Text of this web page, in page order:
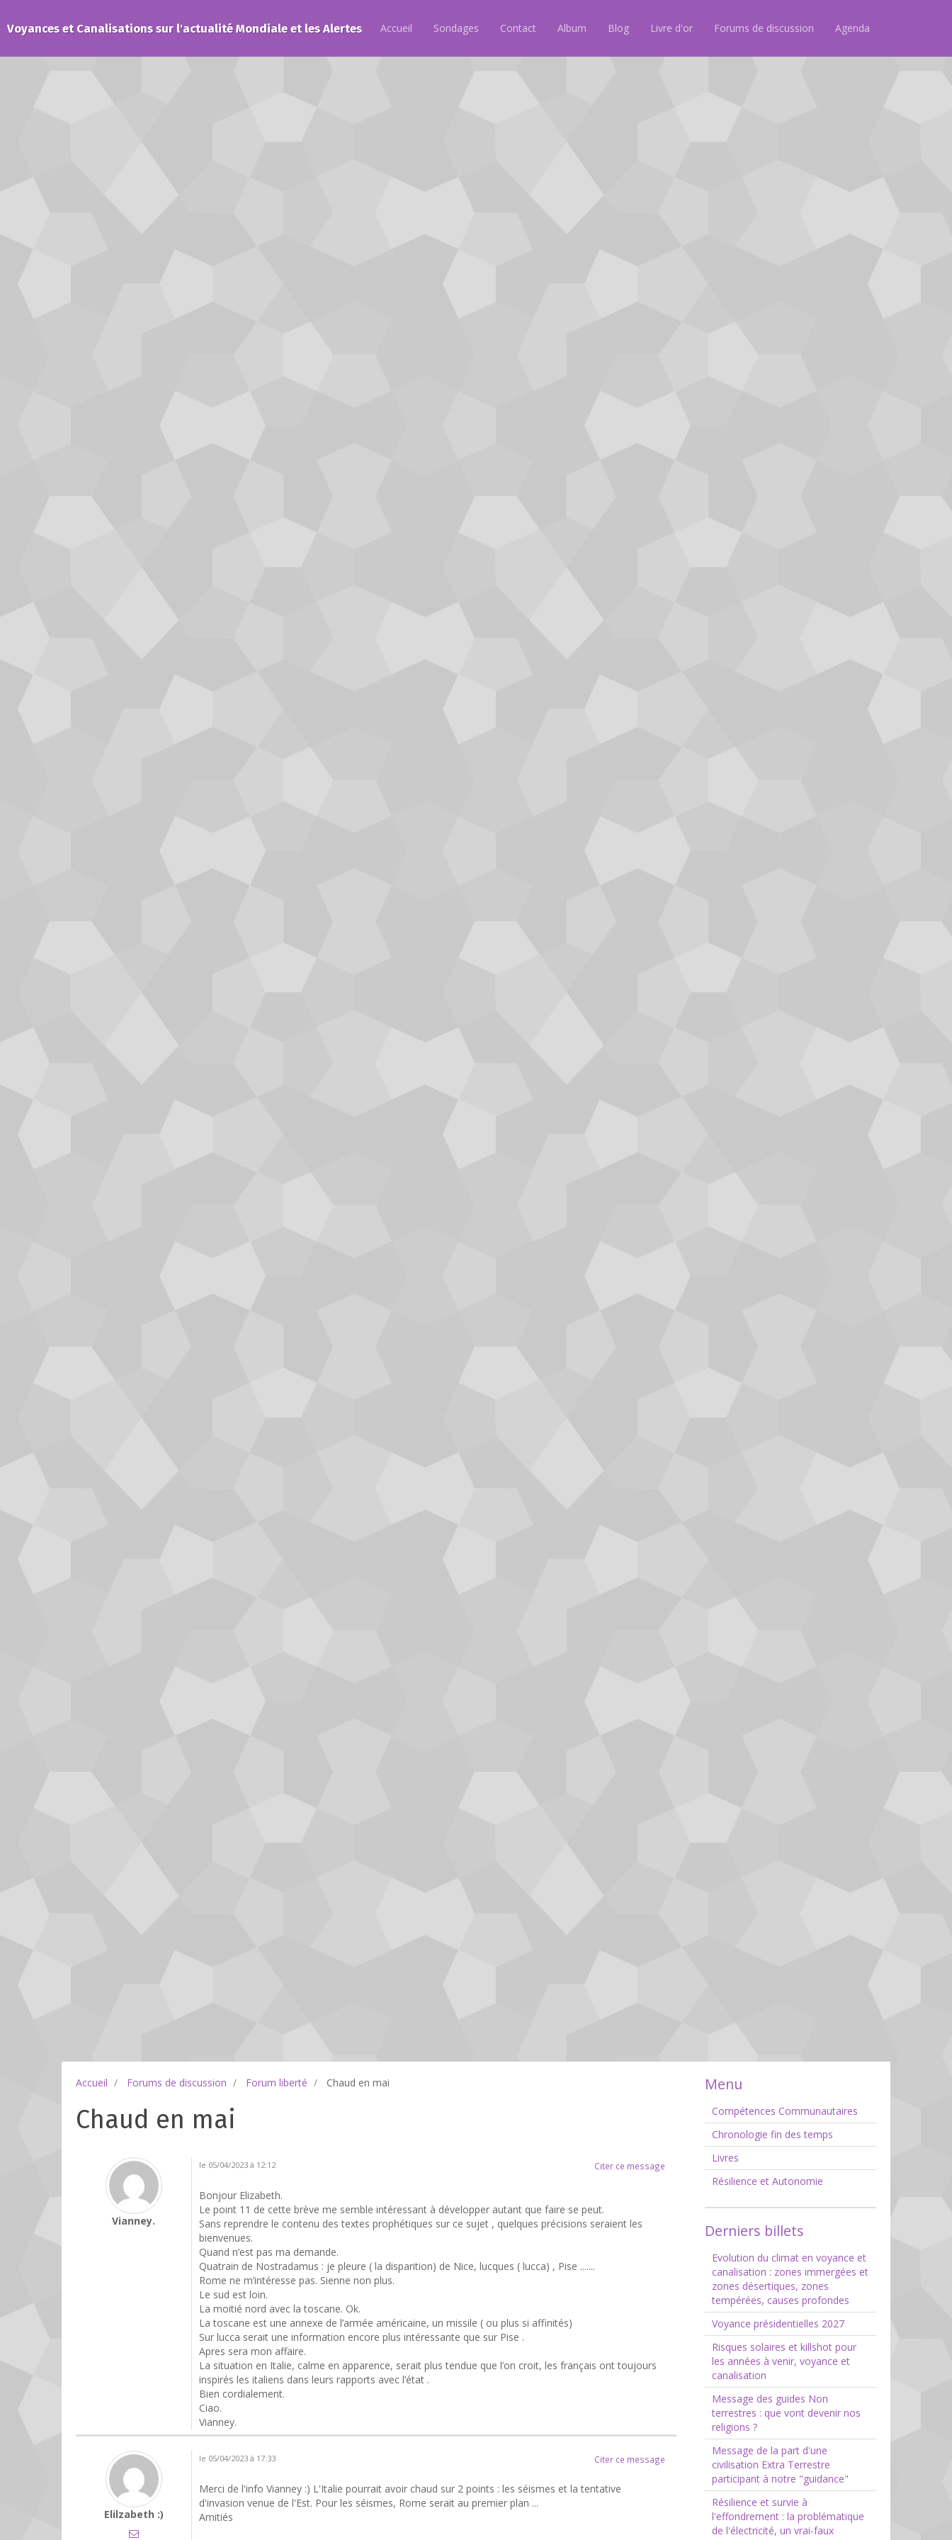
Voyances et Canalisations sur l'actualité Mondiale et les Alertes Accueil Sondages Contact Album Blog Livre d'or Forums de discussion Agenda
Accueil Forums de discussion Forum liberté Chaud en mai
Chaud en mai
Vianney.
le 05/04/2023 à 12:12 Citer ce message
Bonjour Elizabeth.
Le point 11 de cette brève me semble intéressant à développer autant que faire se peut.
Sans reprendre le contenu des textes prophétiques sur ce sujet , quelques précisions seraient les
bienvenues.
Quand n’est pas ma demande.
Quatrain de Nostradamus : je pleure ( la disparition) de Nice, lucques ( lucca) , Pise .......
Rome ne m’intéresse pas. Sienne non plus.
Le sud est loin.
La moitié nord avec la toscane. Ok.
La toscane est une annexe de l’armée américaine, un missile ( ou plus si affinités)
Sur lucca serait une information encore plus intéressante que sur Pise .
Apres sera mon affaire.
La situation en Italie, calme en apparence, serait plus tendue que l’on croit, les français ont toujours
inspirés les italiens dans leurs rapports avec l’état .
Bien cordialement.
Ciao.
Vianney.
Elilzabeth :)
le 05/04/2023 à 17:33 Citer ce message
Merci de l'info Vianney :) L'Italie pourrait avoir chaud sur 2 points : les séismes et la tentative
d'invasion venue de l'Est. Pour les séismes, Rome serait au premier plan ...
Amitiés
Menu
Compétences Communautaires
Chronologie fin des temps
Livres
Résilience et Autonomie
Derniers billets
Evolution du climat en voyance et
canalisation : zones immergées et
zones désertiques, zones
tempérées, causes profondes
Voyance présidentielles 2027
Risques solaires et killshot pour
les années à venir, voyance et
canalisation
Message des guides Non
terrestres : que vont devenir nos
religions ?
Message de la part d'une
civilisation Extra Terrestre
participant à notre "guidance"
Résilience et survie à
l'effondrement : la problématique
de l'électricité, un vrai-faux